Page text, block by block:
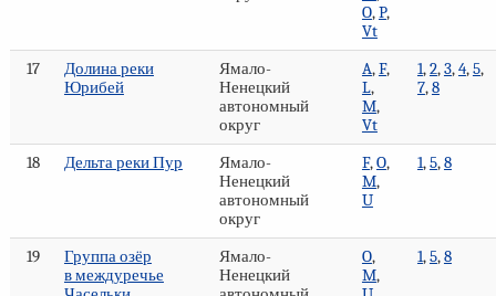
O,P,
Vt
17
Долина реки
Юрибей
Ямало-
Ненецкий
автономный
округ
A,F,
L,
M,
Vt
1,2,3,4,5,
7,8
18 Дельта реки Пур
Ямало-
Ненецкий
автономный
округ
F,O,
M,
U
1,5,8
19
Группа озёр
в междуречье
Ямало-
Ненецкий
O,
M,
1,5,8